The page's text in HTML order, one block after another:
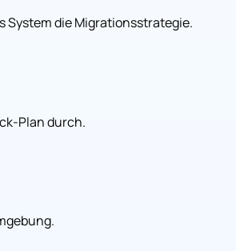
System die Migrationsstrategie.
Plan durch.